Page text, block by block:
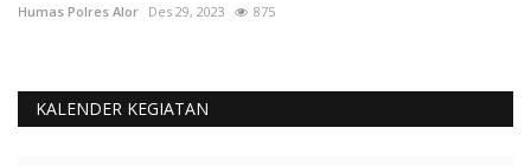
Humas Polres Alor Des 29, 2023 875
KALENDER KEGIATAN